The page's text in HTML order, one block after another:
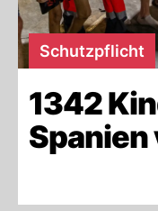
Schutzpflicht
1342
Spanien